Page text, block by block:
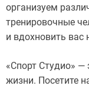
организуем
тренировочные
и вдохновить вас
«Спорт Студио» —
жизни. Посетите